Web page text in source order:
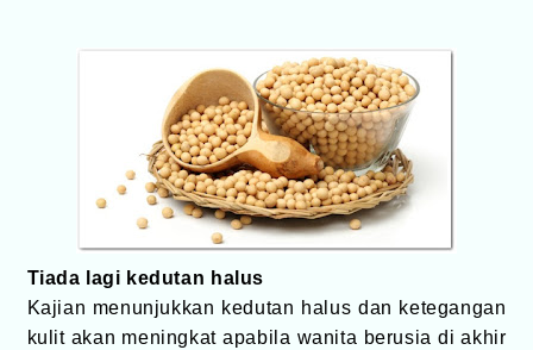
Tiada lagi kedutan halus
Kajian menunjukkan kedutan halus dan ketegangan
kulit akan meningkat apabila wanita berusia di akhir